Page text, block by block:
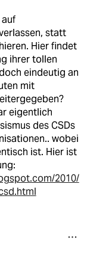
statt
Hier findet
ihrer tollen
eindeutig an
mit
eigentlich
des CSDs
wobei
ist. Hier ist
2010/